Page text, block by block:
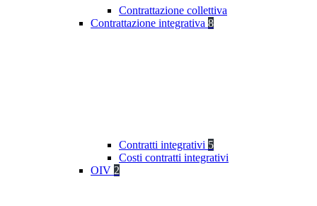
Contrattazione collettiva
Contrattazione integrativa 8
Contratti integrativi 5
Costi contratti integrativi
OIV 2